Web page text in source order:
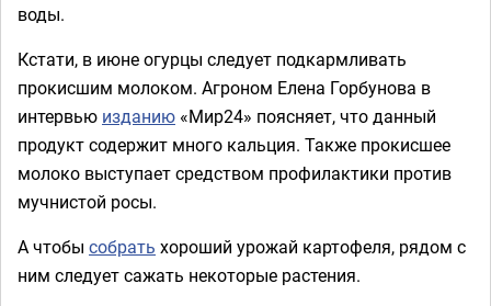
воды.
Кстати, в июне огурцы следует подкармливать
прокисшим молоком. Агроном Елена Горбунова в
интервью изданию «Мир24» поясняет, что данный
продукт содержит много кальция. Также прокисшее
молоко выступает средством профилактики против
мучнистой росы.
А чтобы собрать хороший урожай картофеля, рядом с
ним следует сажать некоторые растения.